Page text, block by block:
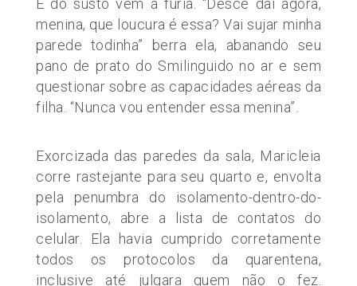
menina, que loucura é essa? Vai sujar minha
parede todinha” berra ela, abanando seu
pano de prato do Smilinguido no ar e sem
questionar sobre as capacidades aéreas da
filha. “Nunca vou entender essa menina”.
Exorcizada das paredes da sala, Maricleia
corre rastejante para seu quarto e, envolta
pela penumbra do isolamento-dentro-do-
isolamento, abre a lista de contatos do
celular. Ela havia cumprido corretamente
todos os protocolos da quarentena,
inclusive até julgara quem não o fez.